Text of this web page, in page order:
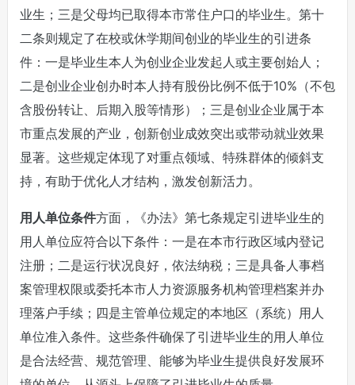
业生；三是父母均已取得本市常住户口的毕业生。第十
二条则规定了在校或休学期间创业的毕业生的引进条
件：一是毕业生本人为创业企业发起人或主要创始人；
二是创业企业创办时本人持有股份比例不低于10%（不包
含股份转让、后期入股等情形）；三是创业企业属于本
市重点发展的产业，创新创业成效突出或带动就业效果
显著。这些规定体现了对重点领域、特殊群体的倾斜支
持，有助于优化人才结构，激发创新活力。
用人单位条件方面，《办法》第七条规定引进毕业生的
用人单位应符合以下条件：一是在本市行政区域内登记
注册；二是运行状况良好，依法纳税；三是具备人事档
案管理权限或委托本市人力资源服务机构管理档案并办
理落户手续；四是主管单位规定的本地区（系统）用人
单位准入条件。这些条件确保了引进毕业生的用人单位
是合法经营、规范管理、能够为毕业生提供良好发展环